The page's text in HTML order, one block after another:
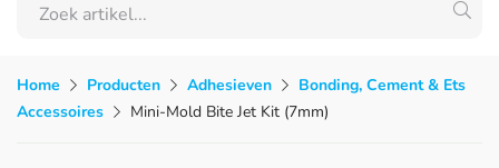
Home Producten Adhesieven
Bonding, Cement & Ets
Accessoires
Mini-Mold Bite Jet Kit (7mm)